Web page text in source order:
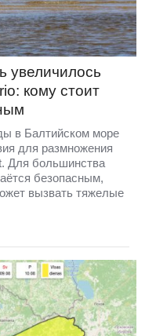
увеличилось
кому стоит
в Балтийском море
для размножения
Для большинства
безопасным,
вызвать тяжелые